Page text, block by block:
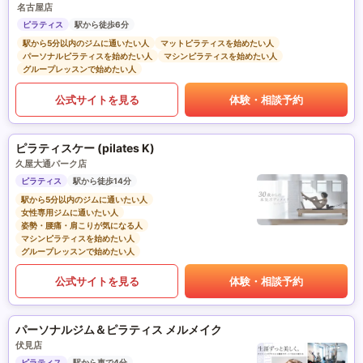
名古屋店
ピラティス
駅から徒歩6分
駅から5分以内のジムに通いたい人
マットピラティスを始めたい人
パーソナルピラティスを始めたい人
マシンピラティスを始めたい人
グループレッスンで始めたい人
公式サイトを見る 体験・相談予約
ピラティスケー (pilates K)
久屋大通パーク店
ピラティス
駅から徒歩14分
駅から5分以内のジムに通いたい人
女性専用ジムに通いたい人
姿勢・腰痛・肩こりが気になる人
マシンピラティスを始めたい人
グループレッスンで始めたい人
公式サイトを見る 体験・相談予約
パーソナルジム＆ピラティス メルメイク
伏見店